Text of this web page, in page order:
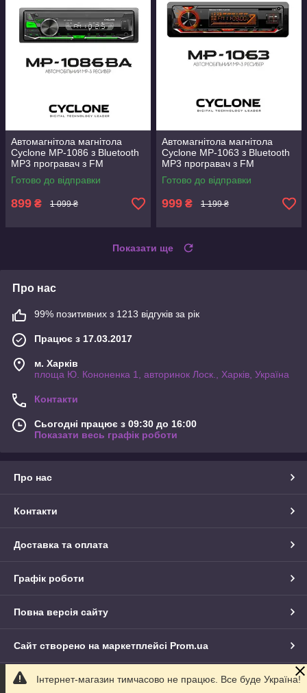
Автомагнітола магнітола
Cyclone MP-1086 з Bluetooth
MP3 програвач з FM
приймачем Потужність
4х50Вт
Готово до відправки
899 ₴ 1 099 ₴
Автомагнітола магнітола
Cyclone MP-1063 з Bluetooth
MP3 програвач з FM
приймачем різнокольорова
підсвітка кнопок Потужність
4х50Вт
Готово до відправки
999 ₴ 1 199 ₴
Показати ще
Про нас
99% позитивних з 1213 відгуків за рік
Працює з 17.03.2017
м. Харків
площа Ю. Кононенка 1, авторинок Лоск., Харків, Україна
Контакти
Сьогодні працює з 09:30 до 16:00
Показати весь графік роботи
Про нас
Контакти
Доставка та оплата
Графік роботи
Повна версія сайту
Сайт створено на маркетплейсі Prom.ua
Політика конфіденційності
Інтернет-магазин тимчасово не працює. Все буде Україна!